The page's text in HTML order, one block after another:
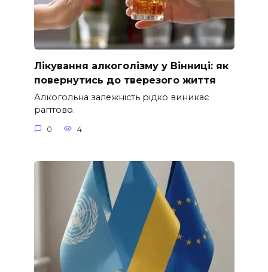
Лікування алкоголізму у Вінниці: як
повернутись до тверезого життя
Алкогольна залежність рідко виникає
раптово.
0 4